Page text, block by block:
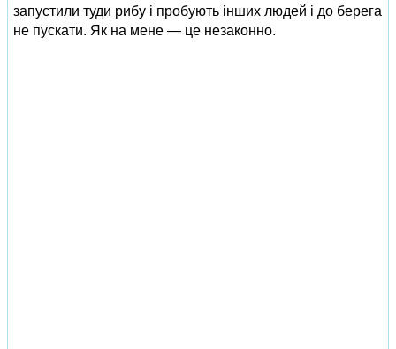
запустили туди рибу і пробують інших людей і до берега
не пускати. Як на мене — це незаконно.